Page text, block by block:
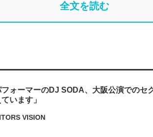
全文を読む
ォーマーのDJ SODA、大阪公演でのセ
います」
VISION